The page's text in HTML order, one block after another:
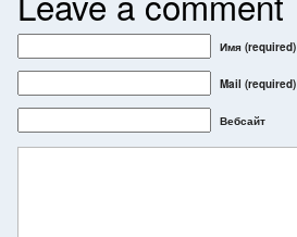
Имя (required)
Mail (required)
Вебсайт